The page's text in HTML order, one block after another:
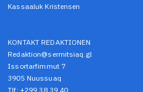
Kassaaluk Kristensen
KONTAKT REDAKTIONEN
Redaktion@sermitsiaq.gl
Issortarfimmut 7
3905 Nuussuaq
Tlf: +299 38 39 40